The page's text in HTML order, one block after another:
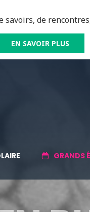
de
EN SAVOIR PLUS
GRANDS